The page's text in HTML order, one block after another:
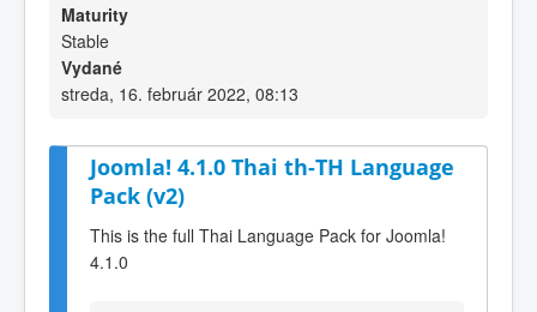
Maturity
Stable
Vydané
streda, 16. február 2022, 08:13
Joomla! 4.1.0 Thai th-TH Language
Pack (v2)
This is the full Thai Language Pack for Joomla!
4.1.0